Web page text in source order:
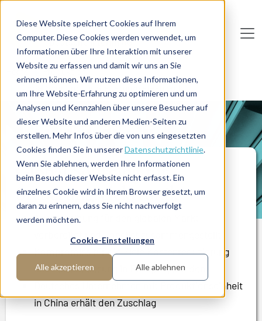
Diese Website speichert Cookies auf Ihrem
Computer. Diese Cookies werden verwendet, um
Informationen über Ihre Interaktion mit unserer
Website zu erfassen und damit wir uns an Sie
erinnern können. Wir nutzen diese Informationen,
um Ihre Website-Erfahrung zu optimieren und um
Analysen und Kennzahlen über unsere Besucher auf
dieser Website und anderen Medien-Seiten zu
erstellen. Mehr Infos über die von uns eingesetzten
Cookies finden Sie in unsererDatenschutzrichtlinie.
Wenn Sie ablehnen, werden Ihre Informationen
beim Besuch dieser Website nicht erfasst. Ein
einzelnes Cookie wird in Ihrem Browser gesetzt, um
daran zu erinnern, dass Sie nicht nachverfolgt
werden möchten.
Cookie-Einstellungen
Alle akzeptieren Alle ablehnen
Deutsc he InterimAG
Home
Produktion
PROJEKTBERICHT
Global Sourcing für
Steuerungselektronik
Ausschreibung für den globalen Markt
vorbereitet und Longlist zusammengestellt
Kompromiss für die Ziele Kostenreduzierung
und Fallbacklösung in Europa gefunden
Deutsches Unternehmen mit Produktionseinheit
in China erhält den Zuschlag